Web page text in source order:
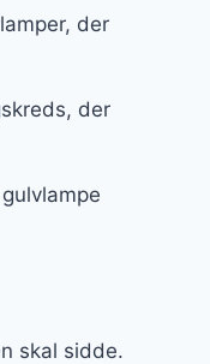
der
der
skal sidde.